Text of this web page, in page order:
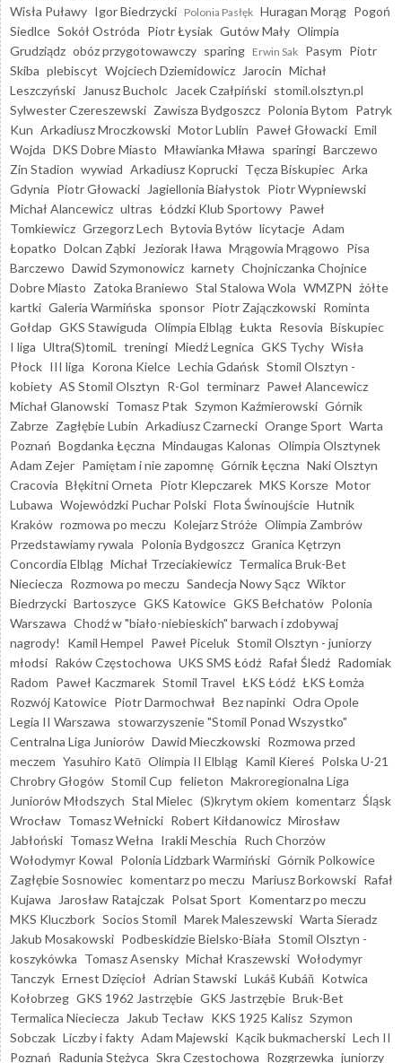
Wisła Puławy Igor Biedrzycki Polonia Pasłęk Huragan Morąg Pogoń
Siedlce Sokół Ostróda Piotr Łysiak Gutów Mały Olimpia
Grudziądz obóz przygotowawczy sparing Erwin Sak Pasym Piotr
Skiba plebiscyt Wojciech Dziemidowicz Jarocin Michał
Leszczyński
Janusz Bucholc Jacek Czałpiński stomil.olsztyn.pl
Sylwester Czereszewski Zawisza Bydgoszcz Polonia Bytom Patryk
Kun Arkadiusz Mroczkowski Motor Lublin Paweł Głowacki Emil
Wojda DKS Dobre Miasto Mławianka Mława sparingi Barczewo
Zin Stadion wywiad Arkadiusz Koprucki Tęcza Biskupiec Arka
Gdynia Piotr Głowacki Jagiellonia Białystok Piotr Wypniewski
Michał Alancewicz ultras Łódzki Klub Sportowy Paweł
Tomkiewicz Grzegorz Lech Bytovia Bytów licytacje Adam
Łopatko Dolcan Ząbki Jeziorak Iława Mrągowia Mrągowo Pisa
Barczewo Dawid Szymonowicz karnety Chojniczanka Chojnice
Dobre Miasto Zatoka Braniewo Stal Stalowa Wola WMZPN żółte
kartki Galeria Warmińska sponsor Piotr Zajączkowski Rominta
Gołdap GKS Stawiguda Olimpia Elbląg Łukta Resovia Biskupiec
I liga Ultra(S)tomiL treningi Miedź Legnica GKS Tychy Wisła
Płock III liga Korona Kielce Lechia Gdańsk Stomil Olsztyn -
kobiety AS Stomil Olsztyn R-Gol terminarz Paweł Alancewicz
Michał Glanowski Tomasz Ptak Szymon Kaźmierowski Górnik
Zabrze Zagłębie Lubin Arkadiusz Czarnecki Orange Sport Warta
Poznań Bogdanka Łęczna Mindaugas Kalonas Olimpia Olsztynek
Adam Zejer Pamiętam i nie zapomnę Górnik Łęczna Naki Olsztyn
Cracovia Błękitni Orneta Piotr Klepczarek MKS Korsze Motor
Lubawa Wojewódzki Puchar Polski Flota Świnoujście Hutnik
Kraków rozmowa po meczu Kolejarz Stróże Olimpia Zambrów
Przedstawiamy rywala Polonia Bydgoszcz Granica Kętrzyn
Concordia Elbląg Michał Trzeciakiewicz Termalica Bruk-Bet
Nieciecza Rozmowa po meczu Sandecja Nowy Sącz Wiktor
Biedrzycki Bartoszyce GKS Katowice GKS Bełchatów Polonia
Warszawa Chodź w "biało-niebieskich" barwach i zdobywaj
nagrody!
Kamil Hempel Paweł Piceluk Stomil Olsztyn - juniorzy
młodsi Raków Częstochowa UKS SMS Łódź Rafał Śledź Radomiak
Radom Paweł Kaczmarek Stomil Travel ŁKS Łódź ŁKS Łomża
Rozwój Katowice Piotr Darmochwał Bez napinki Odra Opole
Legia II Warszawa stowarzyszenie "Stomil Ponad Wszystko"
Centralna Liga Juniorów Dawid Mieczkowski Rozmowa przed
meczem Yasuhiro Katō Olimpia II Elbląg Kamil Kiereś Polska U-21
Chrobry Głogów Stomil Cup felieton Makroregionalna Liga
Juniorów Młodszych Stal Mielec (S)krytym okiem komentarz Śląsk
Wrocław Tomasz Wełnicki Robert Kiłdanowicz Mirosław
Jabłoński Tomasz Wełna Irakli Meschia Ruch Chorzów
Wołodymyr Kowal Polonia Lidzbark Warmiński Górnik Polkowice
Zagłębie Sosnowiec komentarz po meczu Mariusz Borkowski Rafał
Kujawa
Jarosław Ratajczak Polsat Sport Komentarz po meczu
MKS Kluczbork Socios Stomil Marek Maleszewski Warta Sieradz
Jakub Mosakowski Podbeskidzie Bielsko-Biała Stomil Olsztyn -
koszykówka Tomasz Asensky Michał Kraszewski Wołodymyr
Tanczyk Ernest Dzięcioł Adrian Stawski Lukáš Kubáň Kotwica
Kołobrzeg GKS 1962 Jastrzębie GKS Jastrzębie Bruk-Bet
Termalica Nieciecza
Jakub Tecław KKS 1925 Kalisz Szymon
Sobczak Liczby i fakty Adam Majewski Kącik bukmacherski Lech II
Poznań Radunia Stężyca Skra Częstochowa Rozgrzewka juniorzy